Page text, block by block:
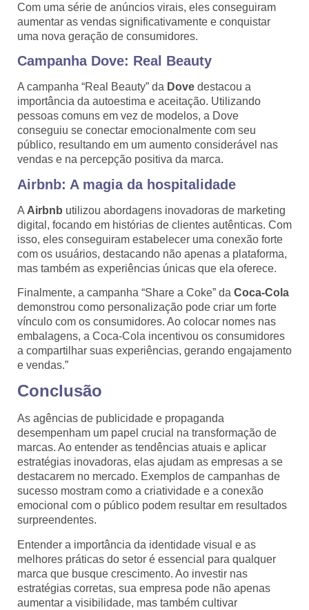
Com uma série de anúncios virais, eles conseguiram
aumentar as vendas significativamente e conquistar
uma nova geração de consumidores.
Campanha Dove: Real Beauty
A campanha “Real Beauty” da Dove destacou a
importância da autoestima e aceitação. Utilizando
pessoas comuns em vez de modelos, a Dove
conseguiu se conectar emocionalmente com seu
público, resultando em um aumento considerável nas
vendas e na percepção positiva da marca.
Airbnb: A magia da hospitalidade
A Airbnb utilizou abordagens inovadoras de marketing
digital, focando em histórias de clientes autênticas. Com
isso, eles conseguiram estabelecer uma conexão forte
com os usuários, destacando não apenas a plataforma,
mas também as experiências únicas que ela oferece.
Finalmente, a campanha “Share a Coke” da Coca-Cola
demonstrou como personalização pode criar um forte
vínculo com os consumidores. Ao colocar nomes nas
embalagens, a Coca-Cola incentivou os consumidores
a compartilhar suas experiências, gerando engajamento
e vendas.”
Conclusão
As agências de publicidade e propaganda
desempenham um papel crucial na transformação de
marcas. Ao entender as tendências atuais e aplicar
estratégias inovadoras, elas ajudam as empresas a se
destacarem no mercado. Exemplos de campanhas de
sucesso mostram como a criatividade e a conexão
emocional com o público podem resultar em resultados
surpreendentes.
Entender a importância da identidade visual e as
melhores práticas do setor é essencial para qualquer
marca que busque crescimento. Ao investir nas
estratégias corretas, sua empresa pode não apenas
aumentar a visibilidade, mas também cultivar